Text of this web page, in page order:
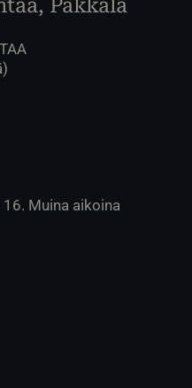
Muina aikoina